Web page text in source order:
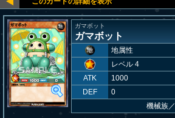
ガマボット
ガマボット
地属性
レベル 4
ATK
1000
DEF
0
機械族／